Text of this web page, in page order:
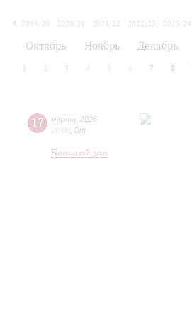
2019/20
2020/21 2021/22 2022/23
2023/24
Октябрь Ноябрь Декабрь
1 2 3 4 5 6 7 8
17 марта
2026
20:00 Вт
Большой зал